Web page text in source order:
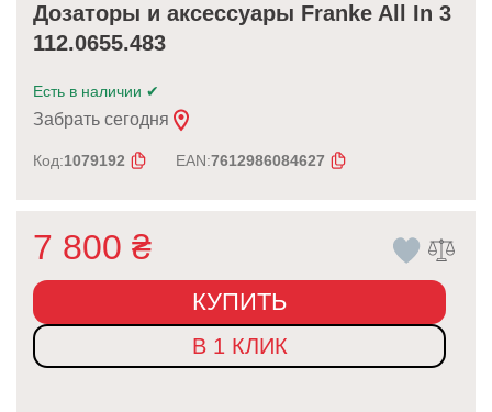
Дозаторы и аксессуары Franke All In 3
112.0655.483
Есть в наличии ✔
Забрать сегодня
Код:1079192 EAN:7612986084627
7 800 ₴
КУПИТЬ
В 1 КЛИК